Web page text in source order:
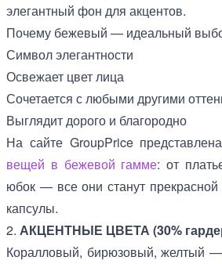
элегантный фон для акцентов.
Почему бежевый — идеальный
Символ элегантности
Освежает цвет лица
Сочетается с любыми другими
Выглядит дорого и благородно
На сайте GroupPrice
вещей в бежевой гамме: от
юбок — все они станут прекрасной
капсулы.
2. АКЦЕНТНЫЕ ЦВЕТА (30%
Коралловый, бирюзовый, желтый —